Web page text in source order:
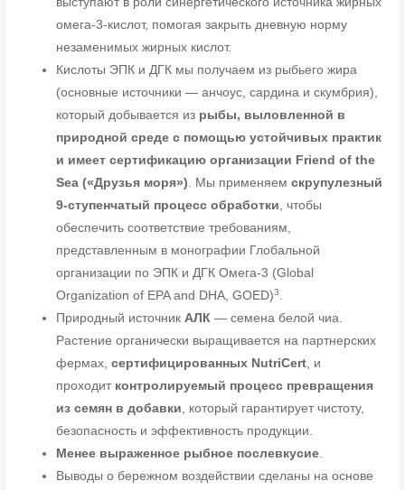
омега-3-кислот, помогая закрыть дневную норму
незаменимых жирных кислот.
Кислоты ЭПК и ДГК мы получаем из рыбьего жира
(основные источники — анчоус, сардина и скумбрия),
который добывается из рыбы, выловленной в
природной среде с помощью устойчивых практик
и имеет сертификацию организации Friend of the
Sea («Друзья моря») . Мы применяемскрупулезный
9-ступенчатый процесс обработки , чтобы
обеспечить соответствие требованиям,
представленным в монографии Глобальной
организации по ЭПК и ДГК Омега-3 (Global
Organization of EPA and DHA, GOED)3
Природный источник АЛК — семена белой чиа.
Растение органически выращивается на партнерских
фермах,сертифицированных NutriCert , и
проходит контролируемый процесс превращения
из семян в добавки , который гарантирует чистоту,
безопасность и эффективность продукции.
Менее выраженное рыбное послевкусие
Выводы о бережном воздействии сделаны на основе